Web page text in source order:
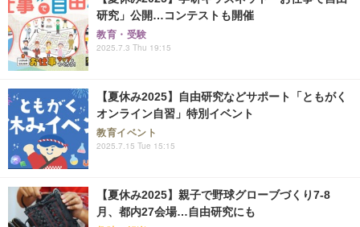
研究」公開…コンテストも開催
教育・受験
2025.7.3 Thu 19:15
【夏休み2025】自由研究などサポート「ともがく
オンライン自習」特別イベント
教育イベント
2025.7.15 Tue 15:15
【夏休み2025】親子で野球グローブづくり7-8
月、都内27会場…自由研究にも